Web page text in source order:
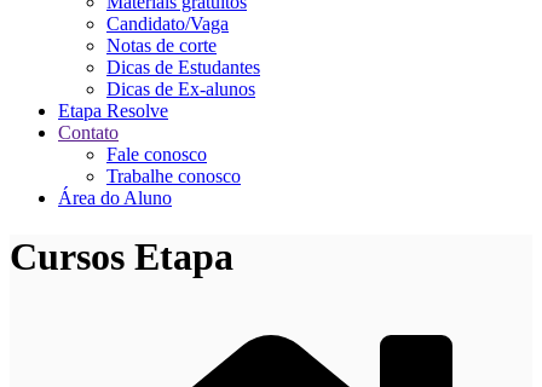
Candidato/Vaga
Notas de corte
Dicas de Estudantes
Dicas de Ex-alunos
Etapa Resolve
Contato
Fale conosco
Trabalhe conosco
Área do Aluno
Cursos Etapa